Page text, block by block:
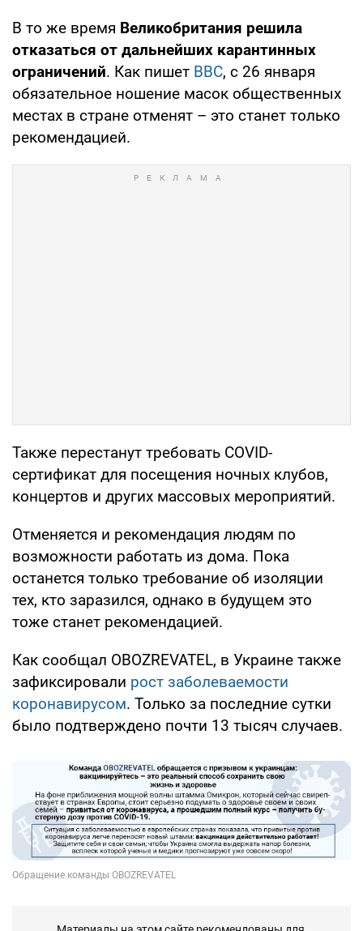
В то же время Великобритания решила
отказаться от дальнейших карантинных
ограничений. Как пишет ВВС, с 26 января
обязательное ношение масок общественных
местах в стране отменят – это станет только
рекомендацией.
Также перестанут требовать COVID-
сертификат для посещения ночных клубов,
концертов и других массовых мероприятий.
Отменяется и рекомендация людям по
возможности работать из дома. Пока
останется только требование об изоляции
тех, кто заразился, однако в будущем это
тоже станет рекомендацией.
Как сообщал OBOZREVATEL, в Украине также
зафиксировали рост заболеваемости
коронавирусом. Только за последние сутки
было подтверждено почти 13 тысяч случаев.